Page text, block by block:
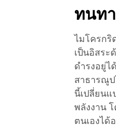
ทนท
ไมโครกริ
เป็นอิสระ
ดำรงอยู่ไ
สาธารณู
นี้เปลี่ยนแ
พลังงาน
ตนเองได้